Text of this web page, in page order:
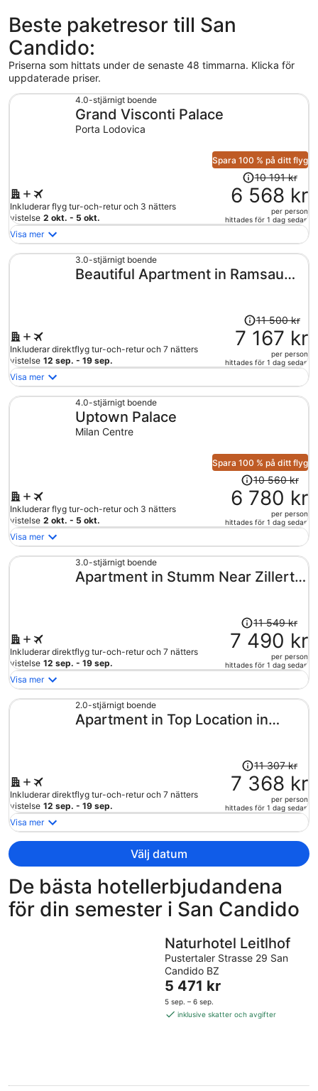
Beste paketresor till San
Candido:
Priserna som hittats under de senaste 48 timmarna. Klicka för
uppdaterade priser.
4.0-stjärnigt boende
Grand Visconti Palace
Porta Lodovica
Spara 100 % på ditt flyg
Inkluderar flyg tur-och-retur och 3 nätters
vistelse 2 okt. - 5 okt.
Priset
var
10
191 kr
är
6
person
10 191 kr
6 568 kr
per person
hittades för 1 dag sedan
Visa mer
3.0-stjärnigt boende
Beautiful Apartment in Ramsau
Inkluderar direktflyg tur-och-retur och 7 nätters
vistelse 12 sep. - 19 sep.
Priset
var
11
500 kr
är
person
11 500 kr
7 167 kr
per person
hittades för 1 dag sedan
Visa mer
4.0-stjärnigt boende
Uptown Palace
Milan Centre
Spara 100 % på ditt flyg
Inkluderar flyg tur-och-retur och 3 nätters
vistelse 2 okt. - 5 okt.
Priset
var
10
560 kr
är
6
person
10 560 kr
6 780 kr
per person
hittades för 1 dag sedan
Visa mer
3.0-stjärnigt boende
Apartment in Stumm Near Zillertal
Inkluderar direktflyg tur-och-retur och 7 nätters
vistelse 12 sep. - 19 sep.
Priset
var
11
549 kr
är
7
person
11 549 kr
7 490 kr
per person
hittades för 1 dag sedan
Visa mer
2.0-stjärnigt boende
Apartment in Top Location in
Inkluderar direktflyg tur-och-retur och 7 nätters
vistelse 12 sep. - 19 sep.
Priset
var
11
307 kr
är
368 kr
per
person
11 307 kr
7 368 kr
per person
hittades för 1 dag sedan
Visa mer
Välj datum
De bästa hotellerbjudandena
för din semester i San Candido
Naturhotel Leitlhof
Pustertaler Strasse 29 San
Candido BZ
Priset
är
5 471 kr
5 471 kr
5 sep. – 6 sep.
inklusive skatter och avgifter